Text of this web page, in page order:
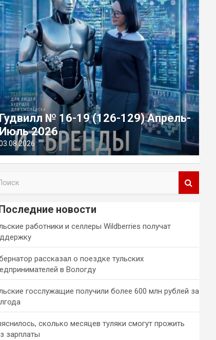
№ 16-19 (126-129) Апрель-
Июль 2026
новости
работники и селлеры Wildberries получат
рассказал о поездке тульских
в Вологду
госслужащие получили более 600 млн рублей за
сколько месяцев туляки смогут прожить
зарплаты